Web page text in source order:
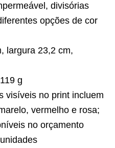
divisórias
opções de cor
largura 23,2 cm,
g
visíveis no print incluem
vermelho e rosa;
no orçamento